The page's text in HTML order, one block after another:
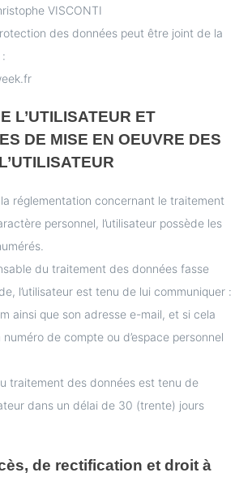
VISCONTI
des données peut être joint de la
L’UTILISATEUR ET
DE MISE EN OEUVRE DES
réglementation concernant le traitement
personnel, l’utilisateur possède les
du traitement des données fasse
l’utilisateur est tenu de lui communiquer :
ainsi que son adresse e-mail, et si cela
de compte ou d’espace personnel
traitement des données est tenu de
dans un délai de 30 (trente) jours
de rectification et droit à